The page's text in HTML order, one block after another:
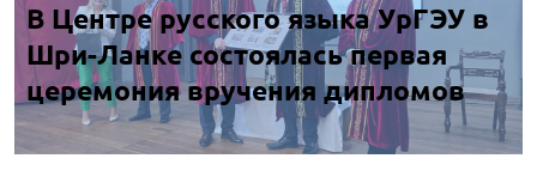
В Центре русского языка УрГЭУ в
Шри-Ланке состоялась первая
церемония вручения дипломов